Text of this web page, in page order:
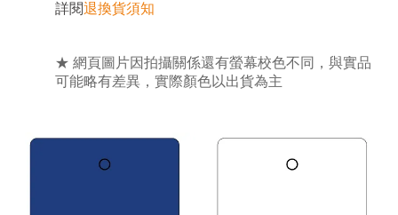
詳閱退換貨須知
★ 網頁圖片因拍攝關係還有螢幕校色不同，與實品
可能略有差異，實際顏色以出貨為主